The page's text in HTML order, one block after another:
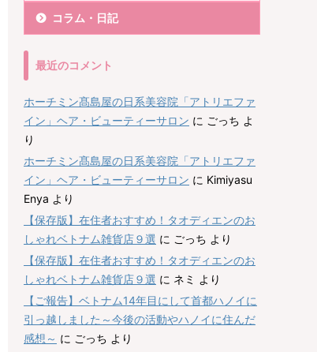
コラム・日記
最近のコメント
ホーチミン髙島屋の日系美容院「アトリエファ
イン」ヘア・ビューティーサロン に ごっち よ
り
ホーチミン髙島屋の日系美容院「アトリエファ
イン」ヘア・ビューティーサロン に Kimiyasu
Enya より
【保存版】在住者おすすめ！タオディエンのお
しゃれベトナム雑貨店９選 に ごっち より
【保存版】在住者おすすめ！タオディエンのお
しゃれベトナム雑貨店９選 に ネミ より
【ご報告】ベトナム14年目にして首都ハノイに
引っ越しました～今後の活動やハノイに住んだ
感想～ に ごっち より